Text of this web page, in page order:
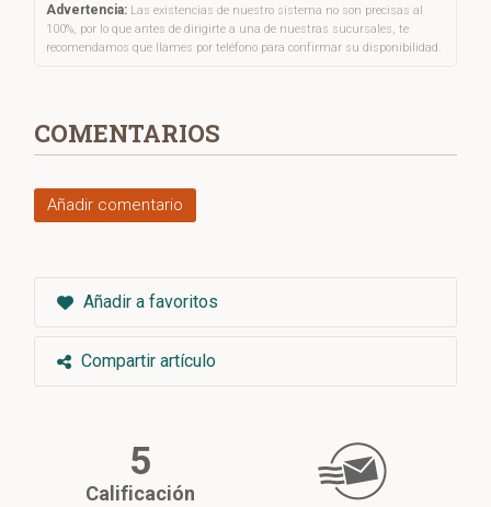
Advertencia: Las existencias de nuestro sistema no son precisas al
100%, por lo que antes de dirigirte a una de nuestras sucursales, te
recomendamos que llames por teléfono para confirmar su disponibilidad.
COMENTARIOS
Añadir comentario
Añadir a favoritos
Compartir artículo
5
Calificación